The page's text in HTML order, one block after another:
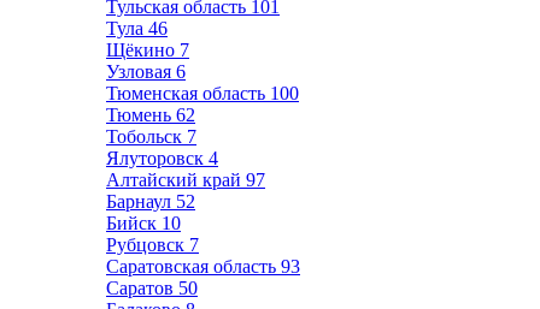
Тульская область 101
Тула 46
Щёкино 7
Узловая 6
Тюменская область 100
Тюмень 62
Тобольск 7
Ялуторовск 4
Алтайский край 97
Барнаул 52
Бийск 10
Рубцовск 7
Саратовская область 93
Саратов 50